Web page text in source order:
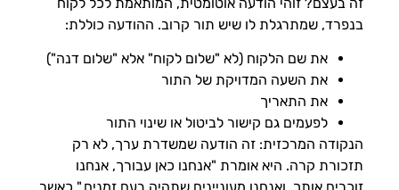
בנפרד, שמתרגלת לו שיש תור קרוב. ההודעה כוללת:
את שם הלקוח (לא "שלום לקוח" אלא "שלום דנה")
את השעה המדויקת של התור
את התאריך
לפעמים גם קישור לביטול או שינוי התור
הנקודה המרכזית: זה הודעה שמשדרת ערך, לא רק
תזכורת קרה. היא אומרת "אנחנו כאן עבורך, אנחנו